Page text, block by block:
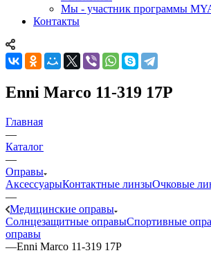
Мы - участник программы
Контакты
Enni Marco 11-319 17P
Главная
—
Каталог
—
Оправы
АксессуарыКонтактные линзыОчковые
—
Медицинские оправы
Солнцезащитные оправыСпортивные
оправы
—Enni Marco 11-319 17P